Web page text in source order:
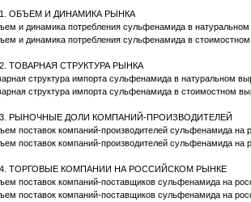
1. ОБЪЕМ И ДИНАМИКА РЫНКА
и динамика потребления сульфенамида в
и динамика потребления сульфенамида в
ТОВАРНАЯ СТРУКТУРА РЫНКА
структура импорта сульфенамида в натуральном
структура импорта сульфенамида в стоимостном
3. РЫНОЧНЫЕ ДОЛИ КОМПАНИЙ-ПРОИЗВОДИТЕЛЕЙ
поставок компаний-производителей сульфенамида на
поставок компаний-производителей сульфенамида на
4. ТОРГОВЫЕ КОМПАНИИ НА РОССИЙСКОМ РЫНКЕ
поставок компаний-поставщиков сульфенамида на
поставок компаний-поставщиков сульфенамида на